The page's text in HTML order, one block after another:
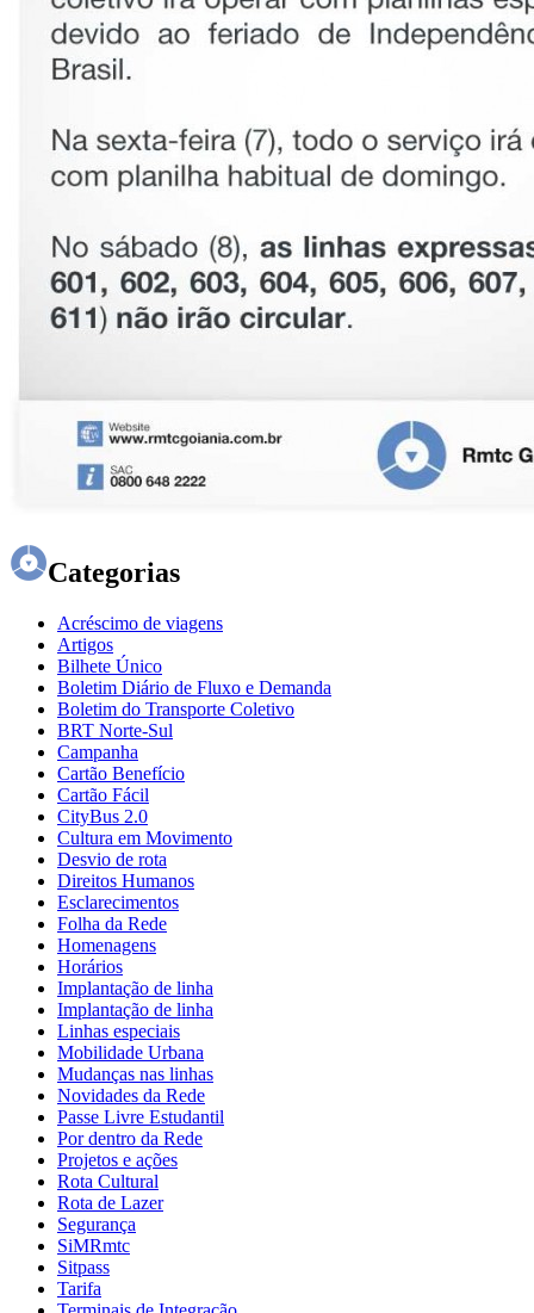
Categorias
Acréscimo de viagens
Artigos
Bilhete Único
Boletim Diário de Fluxo e Demanda
Boletim do Transporte Coletivo
BRT Norte-Sul
Campanha
Cartão Benefício
Cartão Fácil
CityBus 2.0
Cultura em Movimento
Desvio de rota
Direitos Humanos
Esclarecimentos
Folha da Rede
Homenagens
Horários
Implantação de linha
Implantação de linha
Linhas especiais
Mobilidade Urbana
Mudanças nas linhas
Novidades da Rede
Passe Livre Estudantil
Por dentro da Rede
Projetos e ações
Rota Cultural
Rota de Lazer
Segurança
SiMRmtc
Sitpass
Tarifa